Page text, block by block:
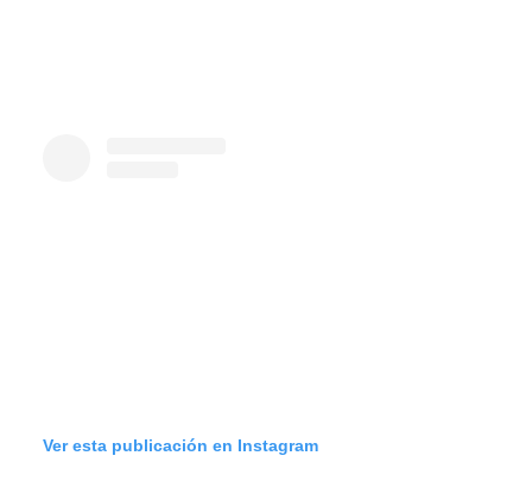
Ver esta publicación en Instagram